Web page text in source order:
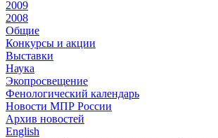
2009
2008
Общие
Конкурсы и акции
Выставки
Наука
Экопросвещение
Фенологический календарь
Новости МПР России
Архив новостей
English